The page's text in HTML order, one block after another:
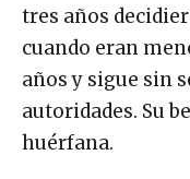
tres años
cuando eran
años y sigue sin
autoridades. Su
huérfana.